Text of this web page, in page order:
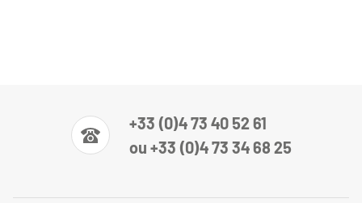
+33 (0)4 73 40 52 61
ou +33 (0)4 73 34 68 25